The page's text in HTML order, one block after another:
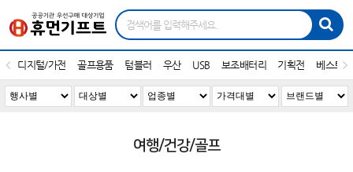
디지털/가전 골프용품 텀블러 우산 USB 보조배터리 기획전 베스트
여행/건강/골프